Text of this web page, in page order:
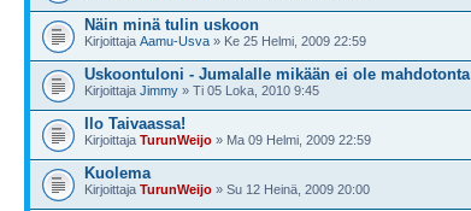
Näin minä tulin uskoon
Kirjoittaja Aamu-Usva » Ke 25 Helmi, 2009 22:59
Uskoontuloni - Jumalalle mikään ei ole mahdotonta
Kirjoittaja Jimmy » Ti 05 Loka, 2010 9:45
Ilo Taivaassa!
Kirjoittaja TurunWeijo » Ma 09 Helmi, 2009 22:59
Kuolema
Kirjoittaja TurunWeijo » Su 12 Heinä, 2009 20:00